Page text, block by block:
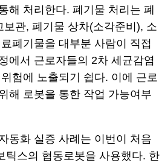
해 처리한다. 폐기물 처리는 폐
관, 폐기물 상차(소각준비), 소
폐기물을 대부분 사람이 직접
에서 근로자들의 2차 세균감염
험에 노출되기 쉽다. 이에 근로
해 로봇을 통한 작업 가능여부
동화 실증 사례는 이번이 처음
틱스의 협동로봇을 사용했다. 한